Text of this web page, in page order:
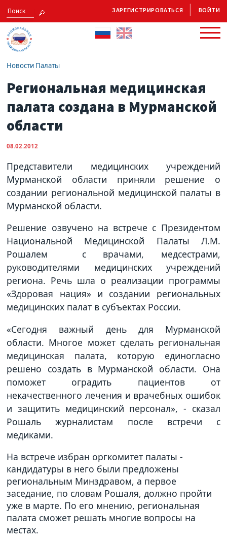
ЗАРЕГИСТРИРОВАТЬСЯ ВОЙТИ
Новости Палаты
Региональная медицинская
палата создана в Мурманской
области
08.02.2012
Представители медицинских учреждений
Мурманской области приняли решение о
создании региональной медицинской палаты в
Мурманской области.
Решение озвучено на встрече с Президентом
Национальной Медицинской Палаты Л.М.
Рошалем с врачами, медсестрами,
руководителями медицинских учреждений
региона. Речь шла о реализации программы
«Здоровая нация» и создании региональных
медицинских палат в субъектах России.
«Сегодня важный день для Мурманской
области. Многое может сделать региональная
медицинская палата, которую единогласно
решено создать в Мурманской области. Она
поможет оградить пациентов от
некачественного лечения и врачебных ошибок
и защитить медицинский персонал», - сказал
Рошаль журналистам после встречи с
медиками.
На встрече избран оргкомитет палаты -
кандидатуры в него были предложены
региональным Минздравом, а первое
заседание, по словам Рошаля, должно пройти
уже в марте. По его мнению, региональная
палата сможет решать многие вопросы на
местах.